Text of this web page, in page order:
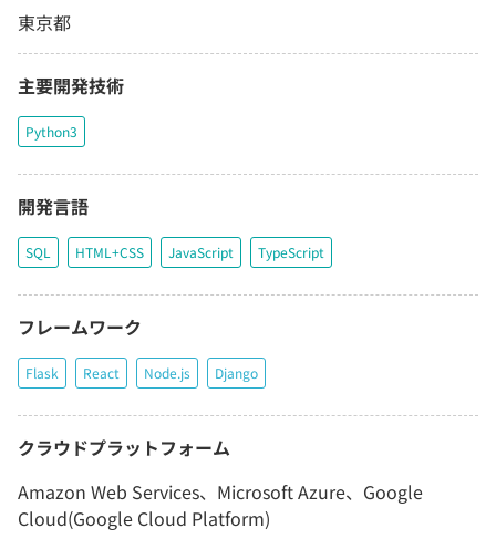
東京都
主要開発技術
Python3
開発言語
SQL HTML+CSS JavaScript TypeScript
フレームワーク
Flask React Node.js Django
クラウドプラットフォーム
Amazon Web Services、Microsoft Azure、Google
Cloud(Google Cloud Platform)